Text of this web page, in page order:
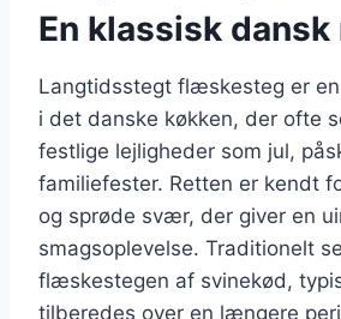
En klassisk dansk
Langtidsstegt flæskesteg er
i det danske køkken, der ofte
festlige lejligheder som jul,
familiefester. Retten er kendt
og sprøde svær, der giver en
smagsoplevelse. Traditionelt
flæskestegen af svinekød,
tilberedes over en længere